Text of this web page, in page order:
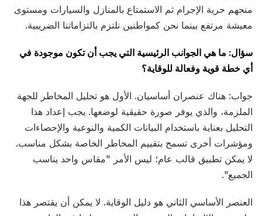
منحهم حرية الإجرام ثم الاستمتاع بالمنازل والسيارات ومستوى
معيشة مرتفع بينما نحن كمواطنين نلتزم بالتزاماتنا الضريبية.
سؤال: ما هي الجوانب الرئيسية التي يجب أن تكون موجودة في
أي خطة قوية وفعالة للوقاية؟
جواب: هناك عنصران أساسيان. الأول هو تحليل المخاطر للجهة
الملزمة، والذي يوفر صورة حقيقية لوضعها. يجب إعداد هذا
التحليل بعناية باستخدام البيانات الكمية والنوعية والإحصاءات
ومؤشرات أخرى تسمح بتقييم المخاطر الخاصة بشكل مناسب.
لا يمكن تطبيق قالب عام؛ ليس الأمر "مقاس واحد يناسب
الجميع".
العنصر الأساسي الثاني هو دليل الوقاية. لا يمكن أن يقتصر هذا